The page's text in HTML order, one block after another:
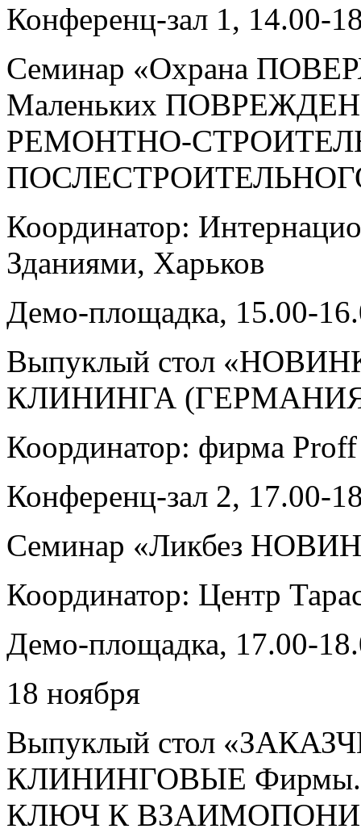
Конференц-зал 1, 14.00-
Семинар «Охрана
Маленьких
РЕМОНТНО-
Координатор:
Зданиями, Харьков
Демо-площадка, 15.00-
Выпуклый стол
КЛИНИНГА
Координатор: фирма
Конференц-зал 2, 17.00-
Семинар «Ликбез
Координатор: Центр
Демо-площадка, 17.00-
18 ноября
Выпуклый стол
КЛИНИНГОВЫЕ Фирмы.
КЛЮЧ К